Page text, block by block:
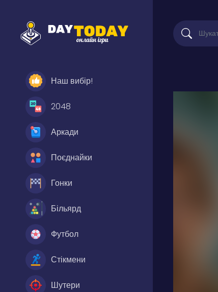
Наш вибір!
2048
Аркади
Поєднайки
Гонки
Більярд
Футбол
Стікмени
Шутери